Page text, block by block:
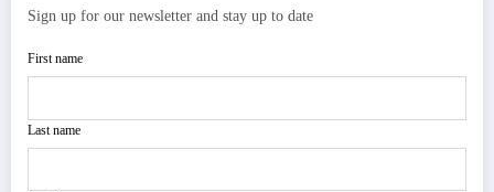
Sign up for our newsletter and stay up to date
First name
Last name